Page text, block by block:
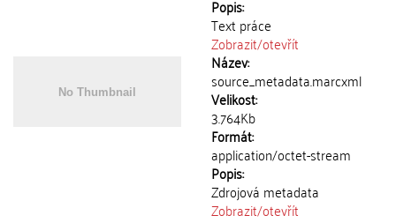
Popis:
Text práce
Zobrazit/otevřít
Název:
source_metadata.marcxml
Velikost:
3.764Kb
Formát:
application/octet-stream
Popis:
Zdrojová metadata
Zobrazit/otevřít